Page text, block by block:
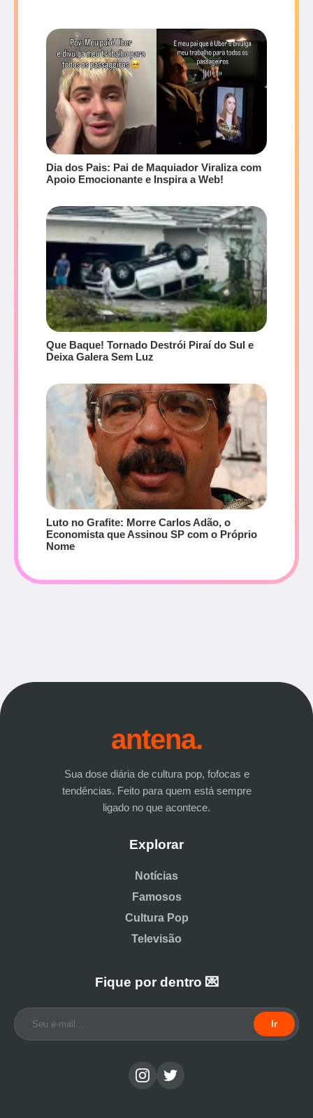
Dia dos Pais: Pai de Maquiador Viraliza com
Apoio Emocionante e Inspira a Web!
Que Baque! Tornado Destrói Piraí do Sul e
Deixa Galera Sem Luz
Luto no Grafite: Morre Carlos Adão, o
Economista que Assinou SP com o Próprio
Nome
antena.
Sua dose diária de cultura pop, fofocas e
tendências. Feito para quem está sempre
ligado no que acontece.
Explorar
Notícias
Famosos
Cultura Pop
Televisão
Fique por dentro 💌
Ir